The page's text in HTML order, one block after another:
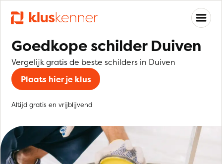
Goedkope schilder Duiven
Vergelijk gratis de beste schilders in Duiven
Plaats hier je klus
Altijd gratis en vrijblijvend